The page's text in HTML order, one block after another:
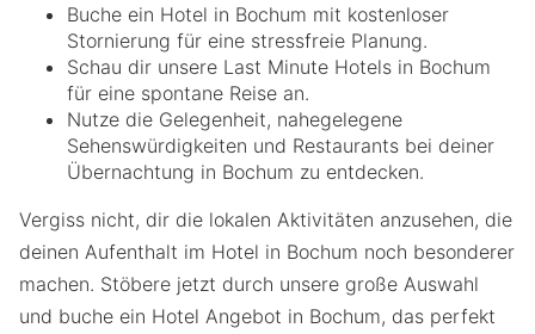
Buche ein Hotel in Bochum mit kostenloser
Stornierung für eine stressfreie Planung.
Schau dir unsere Last Minute Hotels in Bochum
für eine spontane Reise an.
Nutze die Gelegenheit, nahegelegene
Sehenswürdigkeiten und Restaurants bei deiner
Übernachtung in Bochum zu entdecken.
Vergiss nicht, dir die lokalen Aktivitäten anzusehen, die
deinen Aufenthalt im Hotel in Bochum noch besonderer
machen. Stöbere jetzt durch unsere große Auswahl
und buche ein Hotel Angebot in Bochum, das perfekt